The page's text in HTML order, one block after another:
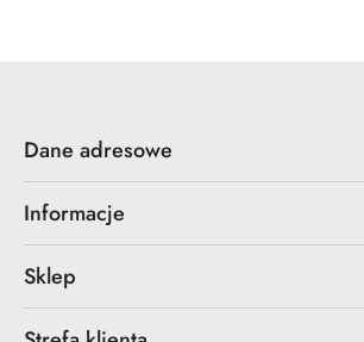
Dane adresowe
Informacje
Sklep